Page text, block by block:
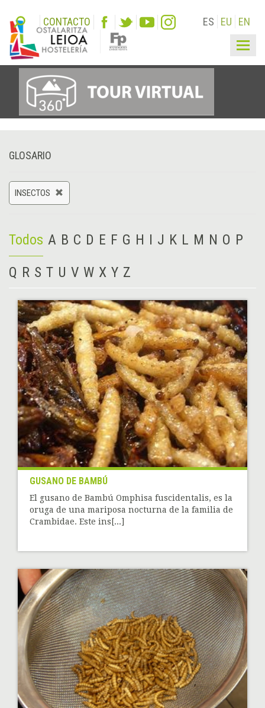
CONTACTO ES EU EN
GLOSARIO
INSECTOS
Todos A B C D E F G H I J K L M N O P
Q R S T U V W X Y Z
GUSANO DE BAMBÚ
El gusano de Bambú Omphisa fuscidentalis, es la
oruga de una mariposa nocturna de la familia de
Crambidae. Este ins[...]